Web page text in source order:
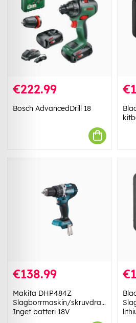
€222.99
Bosch AdvancedDrill 18
€138.99
Makita DHP484Z
Slagborrmaskin/skruvdragare
Inget batteri 18V